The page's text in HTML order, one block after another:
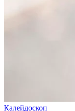
Калейдоскоп